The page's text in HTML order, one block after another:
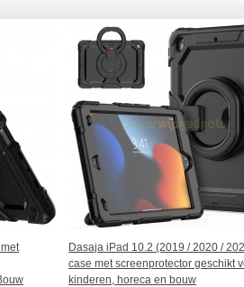
Dasaja iPad 10.2 (2019 / 2020 /
case met screenprotector geschikt
kinderen, horeca en bouw